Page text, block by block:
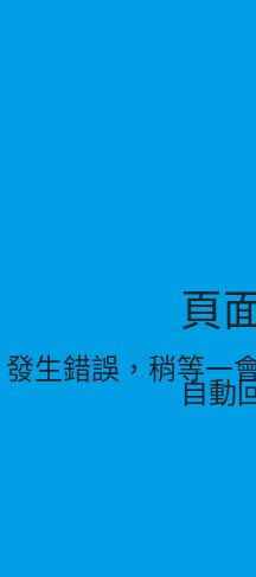
頁
發生錯誤，稍等一
自動